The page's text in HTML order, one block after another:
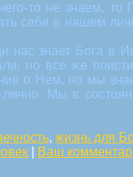
то не знаем, то
себя в нашем
знает Бога в
но все же
о Нем, но мы
Мы в
,жизнь для
Ваш